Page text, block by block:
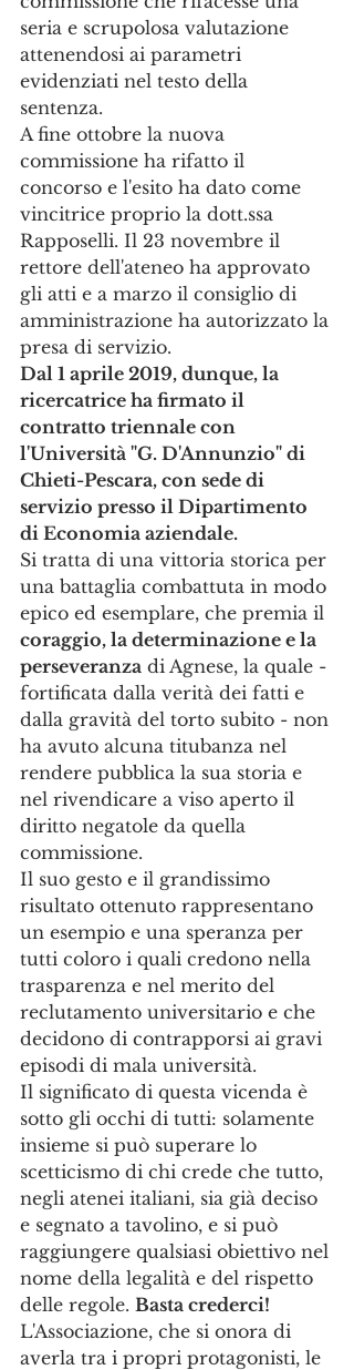
seria e scrupolosa valutazione
attenendosi ai parametri
evidenziati nel testo della
sentenza.
A fine ottobre la nuova
commissione ha rifatto il
concorso e l'esito ha dato come
vincitrice proprio la dott.ssa
Rapposelli. Il 23 novembre il
rettore dell'ateneo ha approvato
gli atti e a marzo il consiglio di
amministrazione ha autorizzato la
presa di servizio.
Dal 1 aprile 2019, dunque, la
ricercatrice ha firmato il
contratto triennale con
l'Università "G. D'Annunzio" di
Chieti-Pescara, con sede di
servizio presso il Dipartimento
di Economia aziendale.
Si tratta di una vittoria storica per
una battaglia combattuta in modo
epico ed esemplare, che premia il
coraggio, la determinazione e la
perseveranza di Agnese, la quale -
fortificata dalla verità dei fatti e
dalla gravità del torto subito - non
ha avuto alcuna titubanza nel
rendere pubblica la sua storia e
nel rivendicare a viso aperto il
diritto negatole da quella
commissione.
Il suo gesto e il grandissimo
risultato ottenuto rappresentano
un esempio e una speranza per
tutti coloro i quali credono nella
trasparenza e nel merito del
reclutamento universitario e che
decidono di contrapporsi ai gravi
episodi di mala università.
Il significato di questa vicenda è
sotto gli occhi di tutti: solamente
insieme si può superare lo
scetticismo di chi crede che tutto,
negli atenei italiani, sia già deciso
e segnato a tavolino, e si può
raggiungere qualsiasi obiettivo nel
nome della legalità e del rispetto
delle regole. Basta crederci!
L'Associazione, che si onora di
averla tra i propri protagonisti, le